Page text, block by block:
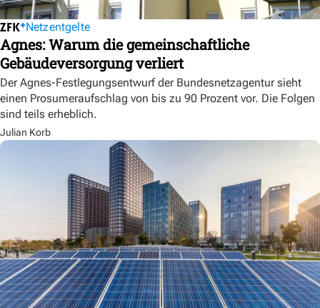
Netzentgelte
Agnes: Warum die gemeinschaftliche
Gebäudeversorgung verliert
Der Agnes-Festlegungsentwurf der Bundesnetzagentur sieht
einen Prosumeraufschlag von bis zu 90 Prozent vor. Die Folgen
sind teils erheblich.
Julian Korb